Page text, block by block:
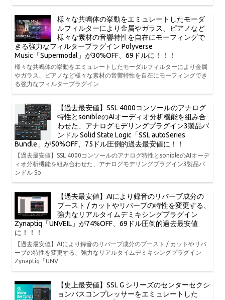
様々な共鳴体の挙動をエミュレートしたモーダ
ルフィルターにより金属やガラス、ピアノなど
様々な素材の音響特性を自在にモーフィングで
きる強力なフィルタープラグイン Polyverse
Music「Supermodal」が30%OFF、69ドルに！！！
様々な共鳴体の挙動をエミュレートしたモーダルフィルターにより金属
やガラス、ピアノなど様々な素材の音響特性を自在にモーフィングでき
る強力なフィルタープラグイン
【過去最安値】SSL 4000コンソールのアナログ
特性とsonibleのAIオーディオ分析機能を組み合
わせた、アナログモデリングプラグイン3製品バ
ンドル Solid State Logic「SSL autoSeries
Bundle」が50%OFF、75ドル圧倒的過去最安値に！！
【過去最安値】SSL 4000コンソールのアナログ特性とsonibleのAIオーデ
ィオ分析機能を組み合わせた、アナログモデリングプラグイン3製品バ
ンドル So
【過去最安値】AIにより録音のリバーブ成分の
ブースト / カットやリバーブの特性を変更する、
強力なリアルタイムデミキシングプラグイン
Zynaptiq「UNVEIL」が74%OFF、69ドル圧倒的過去最安値
に！！！
【過去最安値】AIにより録音のリバーブ成分のブースト / カットやリバ
ーブの特性を変更する、強力なリアルタイムデミキシングプラグイン
Zynaptiq「UNV
【史上最安値】SSL G シリーズのセンターセクシ
ョンバスコンプレッサーをエミュレートした